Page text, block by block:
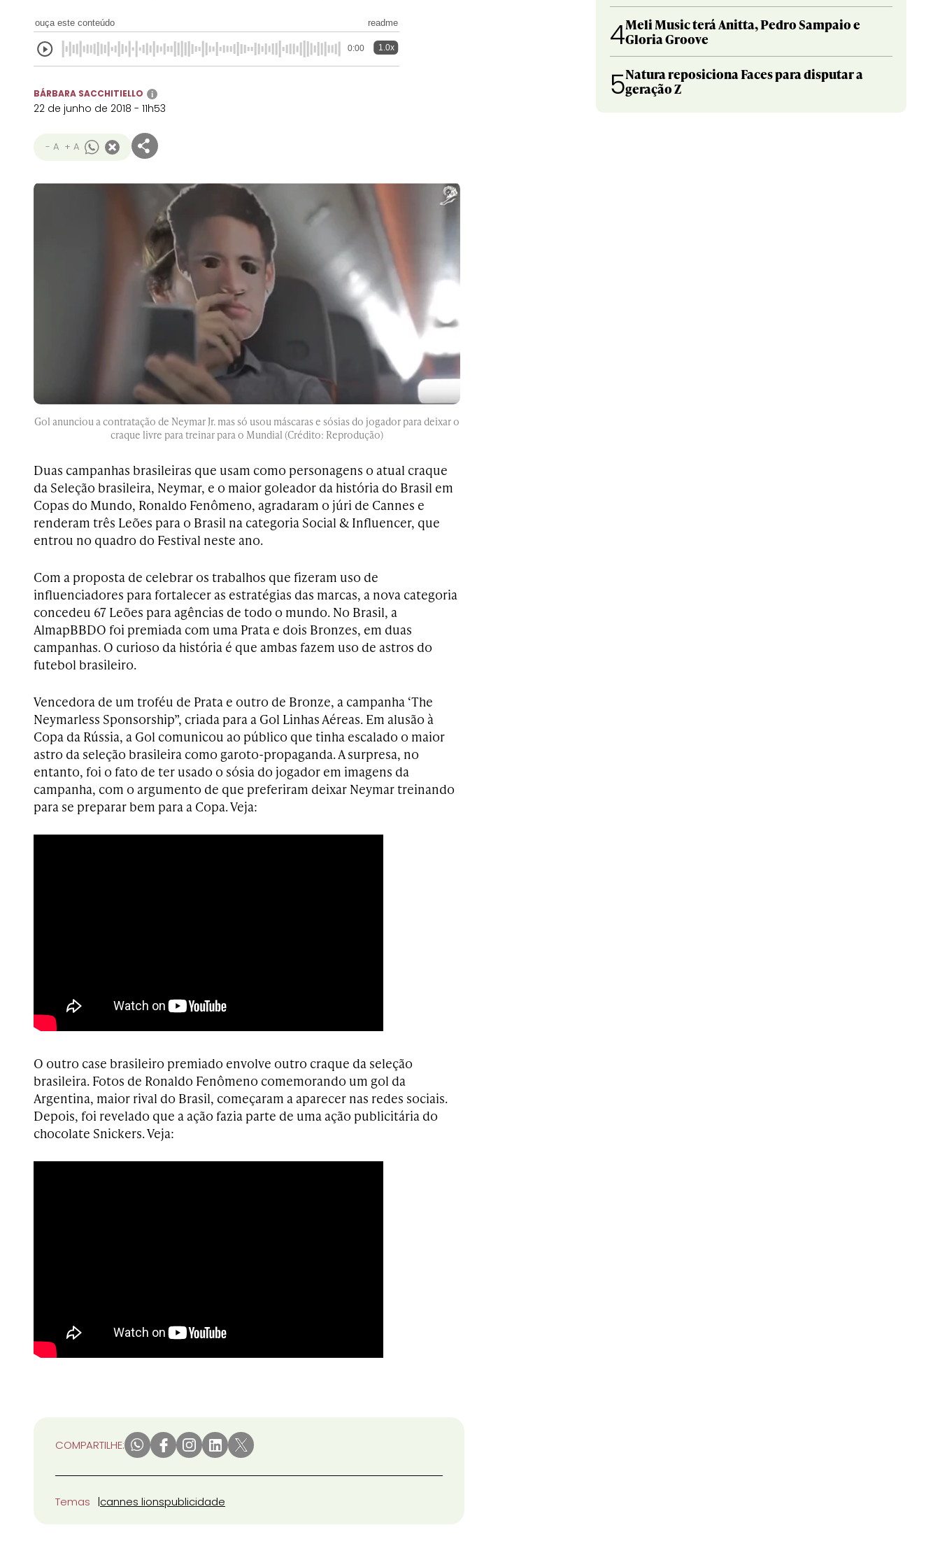
ouça este conteúdo readme
0:00 1.0x
BÁRBARA SACCHITIELLO i
22 de junho de 2018 - 11h53
- A + A
Gol anunciou a contratação de Neymar Jr. mas só usou máscaras e sósias do jogador para deixar o
craque livre para treinar para o Mundial (Crédito: Reprodução)
Duas campanhas brasileiras que usam como personagens o atual craque
da Seleção brasileira, Neymar, e o maior goleador da história do Brasil em
Copas do Mundo, Ronaldo Fenômeno, agradaram o júri de Cannes e
renderam três Leões para o Brasil na categoria Social & Influencer, que
entrou no quadro do Festival neste ano.
Com a proposta de celebrar os trabalhos que fizeram uso de
influenciadores para fortalecer as estratégias das marcas, a nova categoria
concedeu 67 Leões para agências de todo o mundo. No Brasil, a
AlmapBBDO foi premiada com uma Prata e dois Bronzes, em duas
campanhas. O curioso da história é que ambas fazem uso de astros do
futebol brasileiro.
Vencedora de um troféu de Prata e outro de Bronze, a campanha ‘The
Neymarless Sponsorship”, criada para a Gol Linhas Aéreas. Em alusão à
Copa da Rússia, a Gol comunicou ao público que tinha escalado o maior
astro da seleção brasileira como garoto-propaganda. A surpresa, no
entanto, foi o fato de ter usado o sósia do jogador em imagens da
campanha, com o argumento de que preferiram deixar Neymar treinando
para se preparar bem para a Copa. Veja:
O outro case brasileiro premiado envolve outro craque da seleção
brasileira. Fotos de Ronaldo Fenômeno comemorando um gol da
Argentina, maior rival do Brasil, começaram a aparecer nas redes sociais.
Depois, foi revelado que a ação fazia parte de uma ação publicitária do
chocolate Snickers. Veja:
COMPARTILHE:
Temas cannes lionspublicidade
4Meli Music terá Anitta, Pedro Sampaio e
Gloria Groove
5Natura reposiciona Faces para disputar a
geração Z